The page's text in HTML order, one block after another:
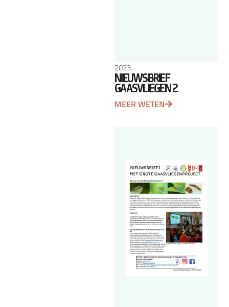
2023
NIEUWSBRIEF
GAASVLIEGEN 2
MEER WETEN